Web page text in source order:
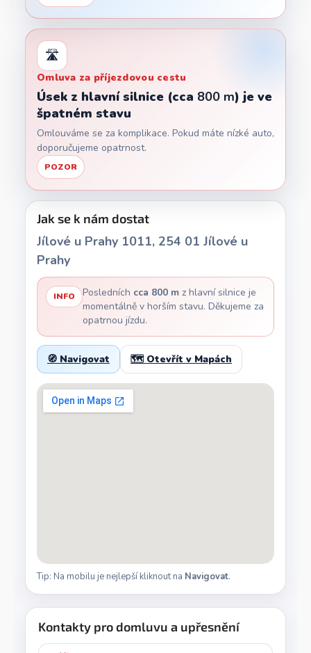
🛣️
Omluva za příjezdovou cestu
Úsek z hlavní silnice (cca 800 m) je ve
špatném stavu
Omlouváme se za komplikace. Pokud máte nízké auto,
doporučujeme opatrnost.
POZOR
Jak se k nám dostat
Jílové u Prahy 1011, 254 01 Jílové u
Prahy
INFO Posledních cca 800 m z hlavní silnice je
momentálně v horším stavu. Děkujeme za
opatrnou jízdu.
🧭 Navigovat 🗺️ Otevřít v Mapách
Tip: Na mobilu je nejlepší kliknout na Navigovat.
Kontakty pro domluvu a upřesnění